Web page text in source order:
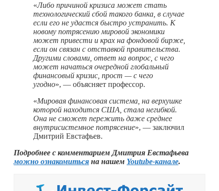
«Либо причиной кризиса может стать
технологический сбой такого банка, в случае
если его не удастся быстро устранить. К
новому потрясению мировой экономики
может привести и крах на фондовой бирже,
если он связан с отставкой правительства.
Другими словами, ответ на вопрос, с чего
может начаться очередной глобальный
финансовый кризис, прост — с чего
угодно», — объясняет профессор.
«Мировая финансовая система, на верхушке
которой находится США, стала негибкой.
Она не сможет пережить даже среднее
внутрисистемное потрясение», — заключил
Дмитрий Евстафьев.
Подробнее с комментарием Дмитрия Евстафьева
можно ознакомиться на нашем Youtube-канале.